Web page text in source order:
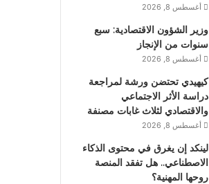
أغسطس 8, 2026
وزير الشؤون الاقتصادية: سبع
سنوات من الإنجاز
أغسطس 8, 2026
كيهيدي تحتضن ورشة لمراجعة
دراسة الأثر الاجتماعي
والاقتصادي لثلاث غابات مصنفة
أغسطس 8, 2026
لينكد إن يغرق في محتوى الذكاء
الاصطناعي.. هل تفقد المنصة
روحها المهنية؟